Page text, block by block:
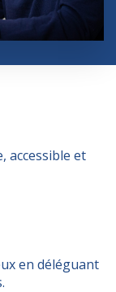
accessible et
en déléguant